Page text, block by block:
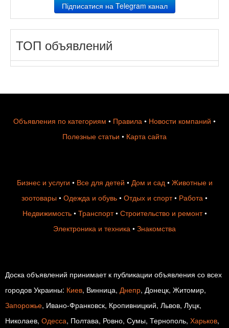
Підписатися на Telegram канал
ТОП объявлений
Объявления по категориям • Правила • Новости компаний •
Полезные статьи • Карта сайта
Бизнес и услуги • Все для детей • Дом и сад• Животные и
зоотовары • Одежда и обувь • Отдых и спорт• Работа •
Недвижимость• Транспорт• Строительство и ремонт•
Электроника и техника • Знакомства
Доска объявлений принимает к публикации объявления со всех
городов Украины: Киев, Винница, Днепр, Донецк, Житомир,
Запорожье, Ивано-Франковск, Кропивницкий, Львов, Луцк,
Николаев, Одесса, Полтава, Ровно, Сумы, Тернополь, Харьков,